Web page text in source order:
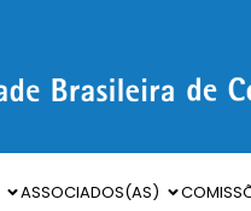
ASSOCIADOS(AS)